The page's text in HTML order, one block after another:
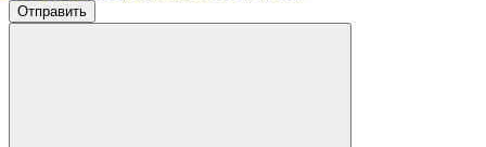
Отправить